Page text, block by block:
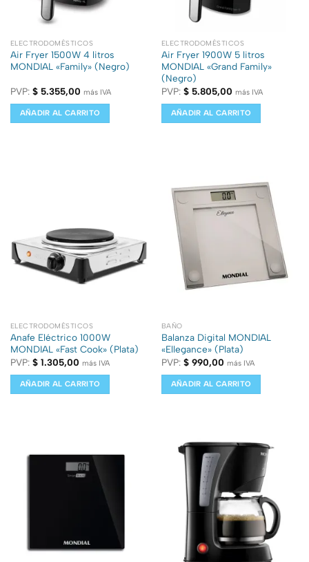
ELECTRODOMÉSTICOS
Air Fryer 1500W 4 litros
MONDIAL «Family» (Negro)
PVP: $5.355,00 más IVA
AÑADIR AL CARRITO
ELECTRODOMÉSTICOS
Air Fryer 1900W 5 litros
MONDIAL «Grand Family»
(Negro)
PVP: $5.805,00 más IVA
AÑADIR AL CARRITO
ELECTRODOMÉSTICOS
Anafe Eléctrico 1000W
MONDIAL «Fast Cook» (Plata)
PVP: $1.305,00 más IVA
AÑADIR AL CARRITO
BAÑO
Balanza Digital MONDIAL
«Ellegance» (Plata)
PVP: $990,00 más IVA
AÑADIR AL CARRITO